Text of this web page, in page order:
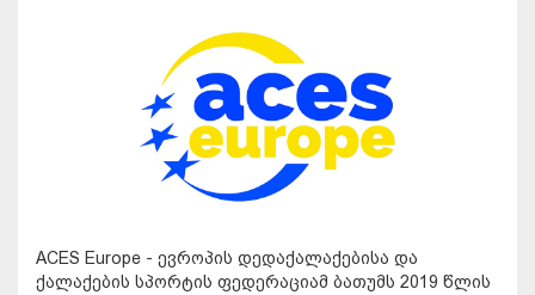
ACES Europe - ევროპის დედაქალაქებისა და
ქალაქების სპორტის ფედერაციამ ბათუმს 2019 წლის